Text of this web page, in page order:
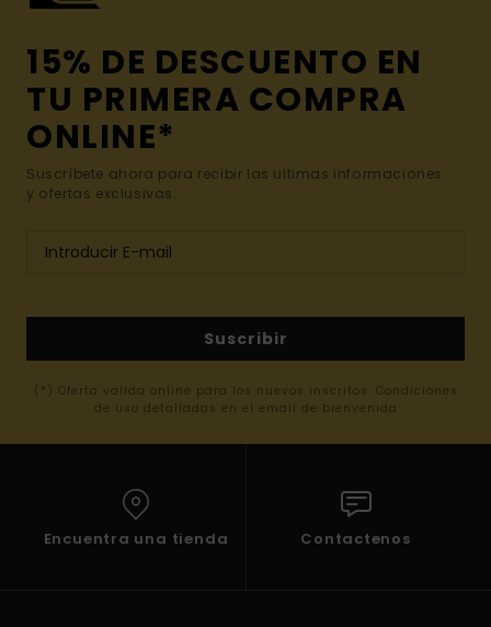
15% DE DESCUENTO EN
TU PRIMERA COMPRA
ONLINE*
Suscríbete ahora para recibir las ultimas informaciones
y ofertas exclusivas.
Suscribir
(*) Oferta valida online para los nuevos inscritos. Condiciones
de uso detalladas en el email de bienvenida
Encuentra una tienda Contactenos